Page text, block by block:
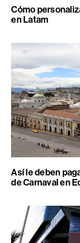
Cómo
en Latam
Así le deben
de Carnaval en